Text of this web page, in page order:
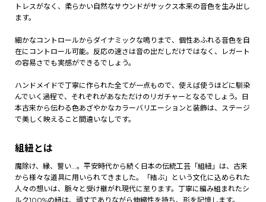
トレスがなく、柔らかい自然なサウンドがサックス本来の音色を生み出し
ます。
細かなコントロールからダイナミックな鳴りまで、個性あふれる音色を自
在にコントロール可能。反応の速さは音の出だしだけではなく、レガート
の容易さでも実感ができるでしょう。
ハンドメイドで丁寧に作られた全てが一点もので、使えば使うほどに馴染
んでいく過程で、それぞれがあなただけのリガチャーとなるでしょう。日
本古来から伝わる色あざやかなカラーバリエーションと装飾は、ステージ
で美しく映えること間違いなしです。
組紐とは
魔除け、縁、誓い...。平安時代から続く日本の伝統工芸「組紐」は、古来
から様々な道具に用いられてきました。「結ぶ」という文化に込められた
人々の想いは、脈々と受け継がれ現代に至ります。丁寧に編み組まれたシ
ルク100%の紐は、頑丈でありながら伸縮性を持ち、形を記憶します。